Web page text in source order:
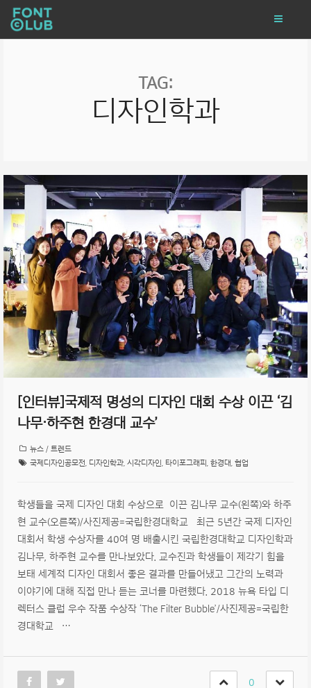
TAG:
디자인학과
[인터뷰]국제적 명성의 디자인 대회 수상 이끈 ‘김
나무·하주현 한경대 교수’
뉴스 / 트렌드
국제디자인공모전
디자인학과 시각디자인 타이포그래피 한경대 협업
학생들을 국제 디자인 대회 수상으로 이끈 김나무 교수(왼쪽)와 하주
현 교수(오른쪽)/사진제공=국립한경대학교 최근 5년간 국제 디자인
대회서 학생 수상자를 40여 명 배출시킨 국립한경대학교 디자인학과
김나무, 하주현 교수를 만나보았다. 교수진과 학생들이 제각기 힘을
보태 세계적 디자인 대회서 좋은 결과를 만들어냈고 그간의 노력과
이야기에 대해 직접 만나 듣는 코너를 마련했다. 2018 뉴욕 타입 디
렉터스 클럽 우수 작품 수상작 ‘The Filter Bubble’/사진제공=국립한
경대학교 …
0